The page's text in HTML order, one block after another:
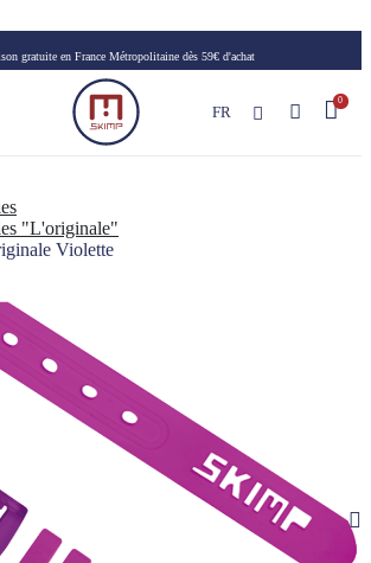
gratuite en France Métropolitaine dès 59€ d'achat
FR
"L'originale"
Violette